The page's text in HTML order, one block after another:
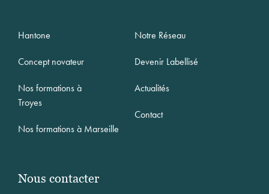
Hantone
Concept novateur
Nos formations à
Troyes
Nos formations à Marseille
Notre Réseau
Devenir Labellisé
Actualités
Contact
Nous contacter